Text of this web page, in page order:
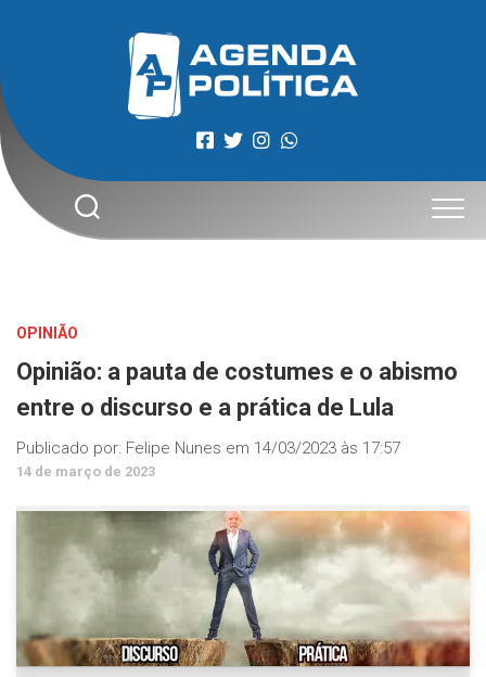
OPINIÃO
Opinião: a pauta de costumes e o abismo
entre o discurso e a prática de Lula
Publicado por: Felipe Nunes em 14/03/2023 às 17:57
14 de março de 2023